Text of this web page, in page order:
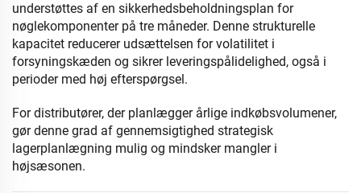
understøttes af en sikkerhedsbeholdningsplan for
nøglekomponenter på tre måneder. Denne strukturelle
kapacitet reducerer udsættelsen for volatilitet i
forsyningskæden og sikrer leveringspålidelighed, også i
perioder med høj efterspørgsel.
For distributører, der planlægger årlige indkøbsvolumener,
gør denne grad af gennemsigtighed strategisk
lagerplanlægning mulig og mindsker mangler i
højsæsonen.